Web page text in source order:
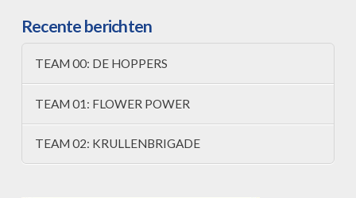
Recente berichten
TEAM 00: DE HOPPERS
TEAM 01: FLOWER POWER
TEAM 02: KRULLENBRIGADE